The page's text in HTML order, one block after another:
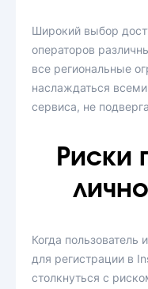
Широкий выбор
операторов
все региональные
наслаждаться
сервиса, не
Риски
Когда пользователь
для регистрации в
столкнуться с